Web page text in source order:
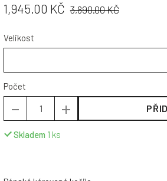
CENA:
1,945.00 KČ PŮVODNÍ
CENA:
3,890.00 KČ
Velikost
Počet
Skladem 1 ks